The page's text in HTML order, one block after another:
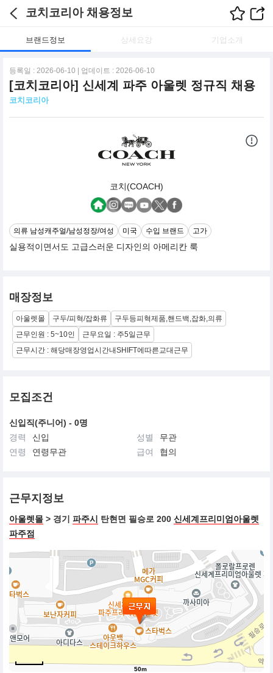
코치코리아 채용정보
브랜드정보 상세요강 기업소개
등록일 : 2026-06-10 | 업데이트 : 2026-06-10
[코치코리아] 신세계 파주 아울렛 정규직 채용
코치코리아
코치(COACH)
의류 남성캐주얼/남성정장/여성 미국 수입 브랜드 고가
실용적이면서도 고급스러운 디자인의 아메리칸 룩
매장정보
아울렛몰 구두/피혁/잡화류
구두등피혁제품,핸드백,잡화,의류
근무인원 : 5~10인
근무요일 : 주5일근무
근무시간 : 해당매장영업시간내SHIFT에따른교대근무
모집조건
신입직(주니어) - 0명
경력
신입 성별
무관
연령
연령무관 급여 협의
근무지정보
아울렛몰 > 경기 파주시 탄현면 필승로 200 신세계프리미엄아울렛
파주점
50m